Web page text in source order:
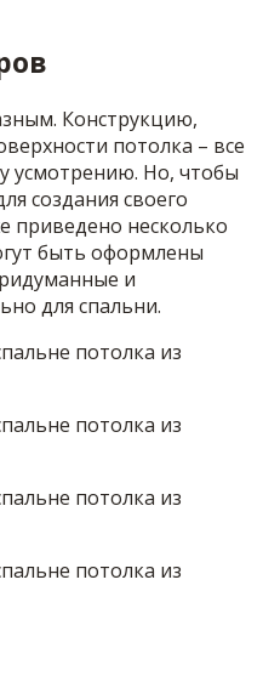
Конструкцию,
потолка – все
усмотрению. Но, чтобы
создания своего
приведено несколько
быть оформлены
и
для спальни.